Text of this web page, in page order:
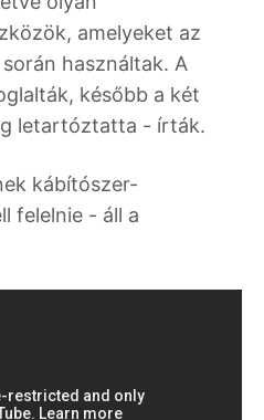
amelyeket az
használtak. A
később a két
letartóztatta - írták.
kábítószer-
felelnie - áll a